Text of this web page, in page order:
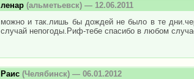
ленар (альметьевск) — 12.06.2011
можно и так.лишь бы дождей не было в те
случай непогоды.Риф-тебе спасибо в любом
Раис (Челябинск) — 06.01.2012